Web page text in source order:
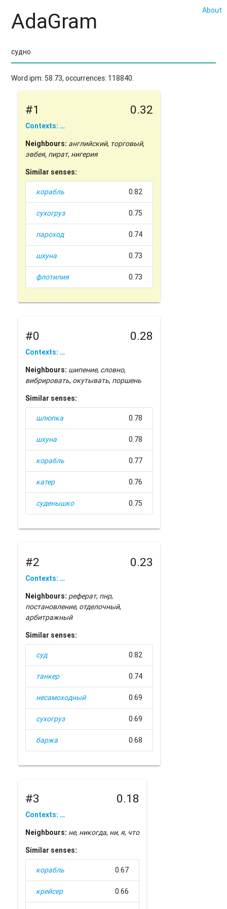
About
AdaGram
Word ipm: 58.73, occurrences: 118840.
#1 0.32
Contexts: …
Neighbours: английский, торговый,
эвбея, пират, нигерия
Similar senses:
корабль 0.82
сухогруз 0.75
пароход 0.74
шхуна 0.73
флотилия 0.73
#0 0.28
Contexts: …
Neighbours: шипение, словно,
вибрировать, окутывать, поршень
Similar senses:
шлюпка 0.78
шхуна 0.78
корабль 0.77
катер 0.76
суденышко 0.75
#2 0.23
Contexts: …
Neighbours: реферат, пнр,
постановление, отделочный,
арбитражный
Similar senses:
суд 0.82
танкер 0.74
несамоходный 0.69
сухогруз 0.69
баржа 0.68
#3 0.18
Contexts: …
Neighbours: не, никогда, ни,я, что
Similar senses:
корабль 0.67
крейсер 0.66